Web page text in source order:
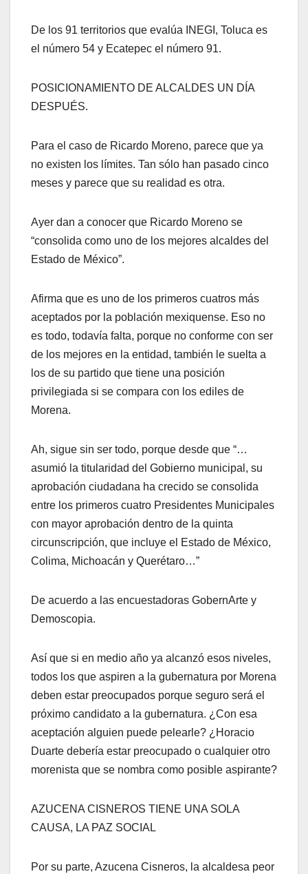
De los 91 territorios que evalúa INEGI, Toluca es
el número 54 y Ecatepec el número 91.
POSICIONAMIENTO DE ALCALDES UN DÍA
DESPUÉS.
Para el caso de Ricardo Moreno, parece que ya
no existen los límites. Tan sólo han pasado cinco
meses y parece que su realidad es otra.
Ayer dan a conocer que Ricardo Moreno se
“consolida como uno de los mejores alcaldes del
Estado de México”.
Afirma que es uno de los primeros cuatros más
aceptados por la población mexiquense. Eso no
es todo, todavía falta, porque no conforme con ser
de los mejores en la entidad, también le suelta a
los de su partido que tiene una posición
privilegiada si se compara con los ediles de
Morena.
Ah, sigue sin ser todo, porque desde que “…
asumió la titularidad del Gobierno municipal, su
aprobación ciudadana ha crecido se consolida
entre los primeros cuatro Presidentes Municipales
con mayor aprobación dentro de la quinta
circunscripción, que incluye el Estado de México,
Colima, Michoacán y Querétaro…”
De acuerdo a las encuestadoras GobernArte y
Demoscopia.
Así que si en medio año ya alcanzó esos niveles,
todos los que aspiren a la gubernatura por Morena
deben estar preocupados porque seguro será el
próximo candidato a la gubernatura. ¿Con esa
aceptación alguien puede pelearle? ¿Horacio
Duarte debería estar preocupado o cualquier otro
morenista que se nombra como posible aspirante?
AZUCENA CISNEROS TIENE UNA SOLA
CAUSA, LA PAZ SOCIAL
Por su parte, Azucena Cisneros, la alcaldesa peor